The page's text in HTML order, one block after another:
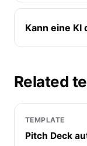
Kann eine
Related
TEMPLATE
Pitch Deck